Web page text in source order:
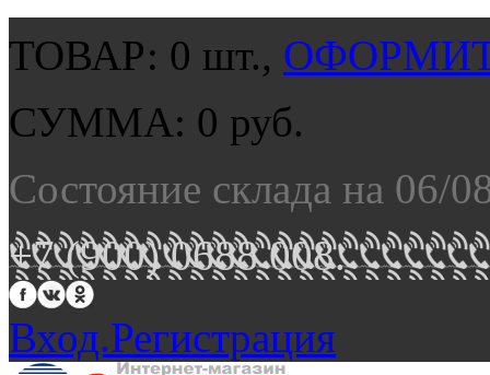
ТОВАР: 0 шт.,
СУММА: 0 руб.
Состояние склада на 06/
+7 (900) 0688 008.
Вход.Регистрация